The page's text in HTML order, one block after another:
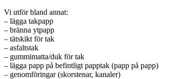
Vi utför bland annat:
– lägga takpapp
– bränna ytpapp
– tätskikt för tak
– asfaltstak
– gummimatta/duk för tak
– lägga papp på befintligt papptak (papp på papp)
– genomföringar (skorstenar, kanaler)